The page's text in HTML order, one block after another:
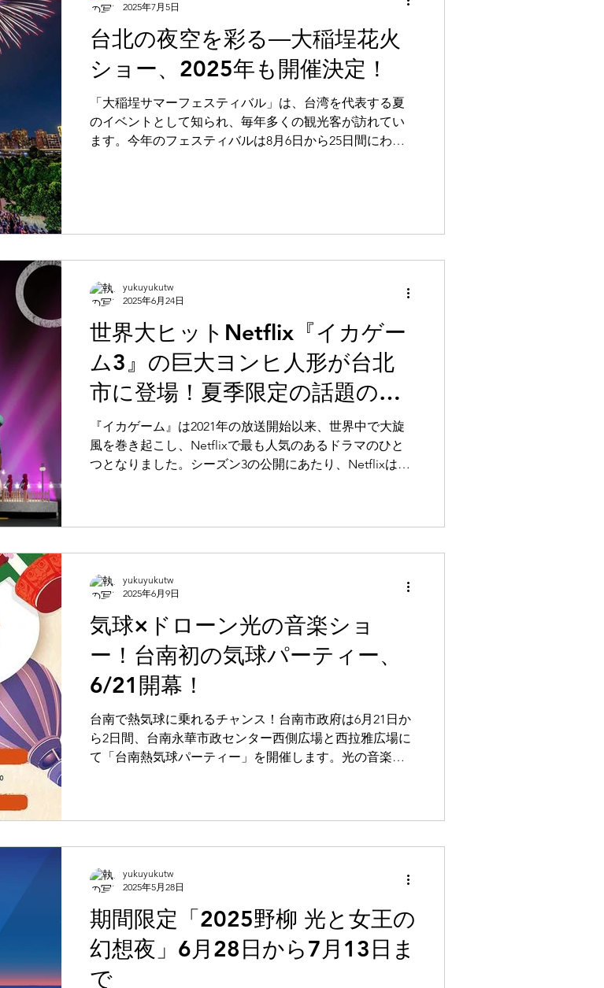
した。さらに、イベント期間中は毎日人気の巨大キャラ
クターIPが登場し、毎週末にはテーマステージパフォーマ
ンスも行われます。皆さまに夢のようなウォーターパフ
ォーマンスを楽しんでいただき、家族と一緒に親子で楽
しむ素敵な時間を共有していただくことを呼びかけてい
ます。
台北の夜空を彩る―大稲埕花火
ショー、2025年も開催決定！
「大稲埕サマーフェスティバル」は、台湾を代表する夏
のイベントとして知られ、毎年多くの観光客が訪れてい
ます。今年のフェスティバルは8月6日から25日間にわた
規模な花火が夜空を彩ります。また、日本と台湾で話題
ストや新世代のシンガーソングライターたちが夏の夜を
盛り上げます。
2025年7月5日
世界大ヒットNetflix『イカゲー
ム3』の巨大ヨンヒ人形が台北
市に登場！夏季限定の話題のフ
ォトスポットに！？
『イカゲーム』は2021年の放送開始以来、世界中で大旋
風を巻き起こし、Netflixで最も人気のあるドラマのひと
つとなりました。シーズン3の公開にあたり、Netflixは台
た。
yukuyukutw
2025年6月24日
気球×ドローン光の音楽ショ
ー！台南初の気球パーティー、
6/21開幕！
台南で熱気球に乗れるチャンス！台南市政府は6月21日か
ら2日間、台南永華市政センター西側広場と西拉雅広場に
て「台南熱気球パーティー」を開催します。光の音楽シ
yukuyukutw
2025年6月9日
期間限定「2025野柳 光と女王の
幻想夜」6月28日から7月13日ま
で
yukuyukutw
2025年5月28日